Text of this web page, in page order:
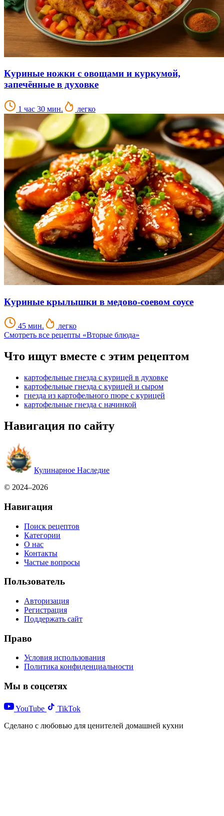
Куриные ножки с овощами и куркумой,
запечённые в духовке
1 час 30 мин. легко
Куриные крылышки в медово-соевом соусе
45 мин.
легко
Смотреть все рецепты «Вторые блюда»
Что ищут вместе с этим рецептом
картофельные гнезда с курицей в духовке
картофельные гнезда с курицей и сыром
гнезда из картофельного пюре с курицей
картофельные гнезда с начинкой
Навигация по сайту
Кулинарное Наследие
© 2024–2026
Навигация
Поиск рецептов
Категории
О нас
Контакты
Частые вопросы
Пользователь
Авторизация
Регистрация
Поддержать сайт
Право
Условия использования
Политика конфиденциальности
Мы в соцсетях
YouTube
TikTok
Сделано с любовью для ценителей домашней кухни